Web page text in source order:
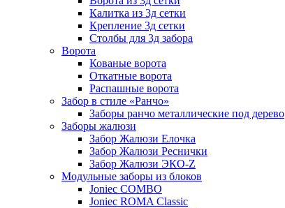
Калитка из 3д сетки
Крепление 3д сетки
Столбы для 3д забора
Ворота
Кованые ворота
Откатные ворота
Распашные ворота
Забор в стиле «Ранчо»
Заборы ранчо металлические под дерево
Заборы жалюзи
Забор Жалюзи Елочка
Забор Жалюзи Реснички
Забор Жалюзи ЭКО-Z
Модульные заборы из блоков
Joniec COMBO
Joniec ROMA Classic